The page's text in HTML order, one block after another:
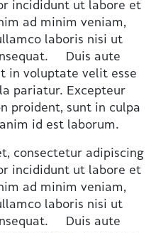
incididunt ut labore et
ad minim veniam,
laboris nisi ut
Duis aute
in voluptate velit esse
pariatur. Excepteur
proident, sunt in culpa
id est laborum.
consectetur adipiscing
incididunt ut labore et
ad minim veniam,
laboris nisi ut
Duis aute